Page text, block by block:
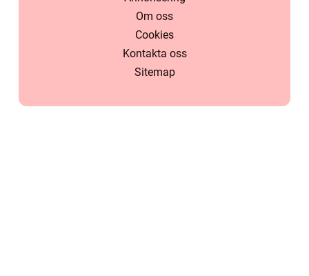
Om oss
Cookies
Kontakta oss
Sitemap